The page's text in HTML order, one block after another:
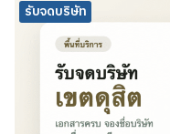
รับจดบริษัท